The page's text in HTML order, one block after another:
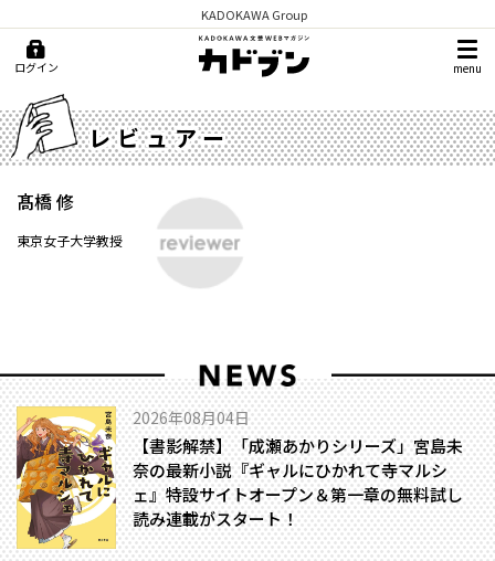
KADOKAWA Group
ログイン menu
レビュアー
髙橋 修
東京女子大学教授
2026年08月04日
【書影解禁】「成瀬あかりシリーズ」宮島未
奈の最新小説『ギャルにひかれて寺マルシ
ェ』特設サイトオープン＆第一章の無料試し
読み連載がスタート！